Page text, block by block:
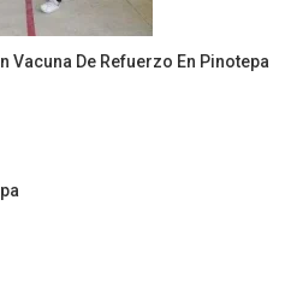
De Refuerzo En Pinotepa